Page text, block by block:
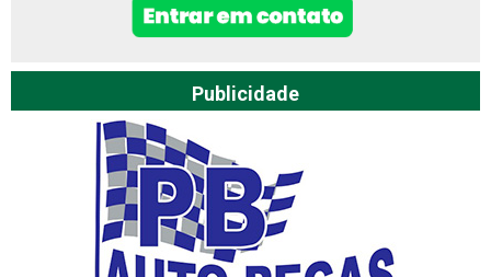
Publicidade